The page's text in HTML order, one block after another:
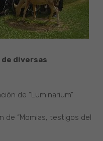
diversas
de “Luminarium”
de “Momias, testigos del